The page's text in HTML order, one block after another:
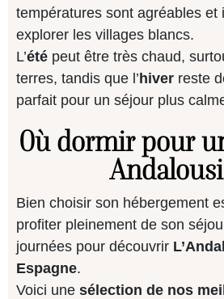
températures sont agréables et
explorer les villages blancs.
L’été peut être très chaud,
terres, tandis que l’hiver reste
parfait pour un séjour plus
Où dormir pour
Bien choisir son hébergement
profiter pleinement de son
journées pour découvrir
Espagne.
Voici une sélection de nos